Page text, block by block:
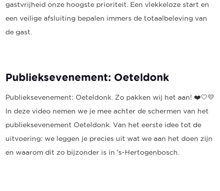
gastvrijheid onze hoogste prioriteit. Een vlekkeloze start en
een veilige afsluiting bepalen immers de totaalbeleving van
de gast.
Publieksevenement: Oeteldonk
Publieksevenement: Oeteldonk. Zo pakken wij het aan! ❤️🤍💛
In deze video nemen we je mee achter de schermen van het
publieksevenement Oeteldonk. Van het eerste idee tot de
uitvoering: we leggen je precies uit wat we aan het doen zijn
en waarom dit zo bijzonder is in 's-Hertogenbosch.